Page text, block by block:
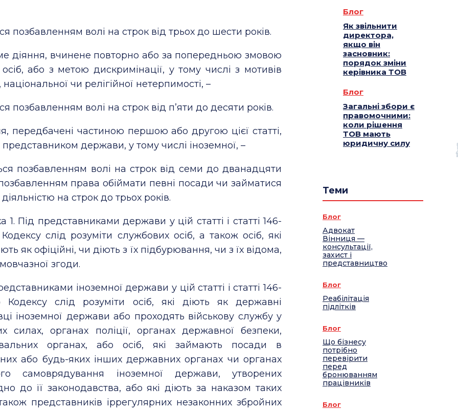
позбавленням волі на строк від трьох до шести років.
діяння, вчинене повторно або за попередньою змовою
або з метою дискримінації, у тому числі з мотивів
національної чи релігійної нетерпимості, –
позбавленням волі на строк від п’яти до десяти років.
передбачені частиною першою або другою цієї статті,
представником держави, у тому числі іноземної, –
позбавленням волі на строк від семи до дванадцяти
права обіймати певні посади чи займатися
на строк до трьох років.
1. Під представниками держави у цій статті і статті 146-
слід розуміти службових осіб, а також осіб, які
як офіційні, чи діють з їх підбурювання, чи з їх відома,
згоди.
іноземної держави у цій статті і статті 146-
Кодексу слід розуміти осіб, які діють як державні
іноземної держави або проходять військову службу у
силах, органах поліції, органах державної безпеки,
органах, або осіб, які займають посади в
або будь-яких інших державних органах чи органах
самоврядування іноземної держави, утворених
до її законодавства, або які діють за наказом таких
представників іррегулярних незаконних збройних
Блог
Як звільнити
директора,
якщо він
засновник:
порядок зміни
керівника ТОВ
Блог
Загальні збори є
правомочними:
коли рішення
ТОВ мають
юридичну силу
Теми
Блог
Адвокат
Вінниця —
консультації,
захист і
представництво
Блог
Реабілітація
підлітків
Блог
Що бізнесу
потрібно
перевірити
перед
бронюванням
працівників
Блог